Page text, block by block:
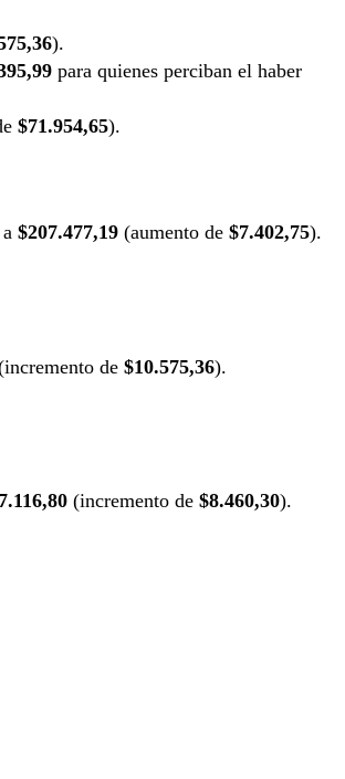
).
para quienes perciban el haber
$71.954,65).
a $207.477,19 (aumento de $7.402,75).
de $10.575,36).
(incremento de $8.460,30).